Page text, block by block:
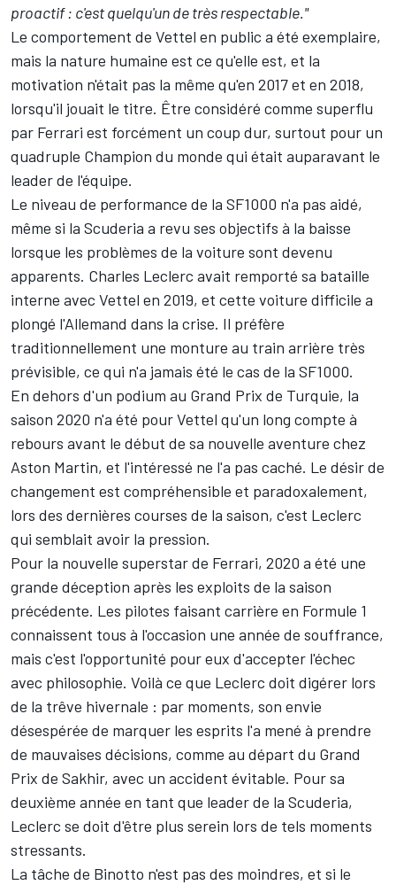
proactif : c'est quelqu'un de très respectable."
Le comportement de Vettel en public a été exemplaire,
mais la nature humaine est ce qu'elle est, et la
motivation n'était pas la même qu'en 2017 et en 2018,
lorsqu'il jouait le titre. Être considéré comme superflu
par Ferrari est forcément un coup dur, surtout pour un
quadruple Champion du monde qui était auparavant le
leader de l'équipe.
Le niveau de performance de la SF1000 n'a pas aidé,
même si la Scuderia a revu ses objectifs à la baisse
lorsque les problèmes de la voiture sont devenu
apparents. Charles Leclerc avait remporté sa bataille
interne avec Vettel en 2019, et cette voiture difficile a
plongé l'Allemand dans la crise. Il préfère
traditionnellement une monture au train arrière très
prévisible, ce qui n'a jamais été le cas de la SF1000.
En dehors d'un podium au Grand Prix de Turquie, la
saison 2020 n'a été pour Vettel qu'un long compte à
rebours avant le début de sa nouvelle aventure chez
Aston Martin, et l'intéressé ne l'a pas caché. Le désir de
changement est compréhensible et paradoxalement,
lors des dernières courses de la saison, c'est Leclerc
qui semblait avoir la pression.
Pour la nouvelle superstar de Ferrari, 2020 a été une
grande déception après les exploits de la saison
précédente. Les pilotes faisant carrière en Formule 1
connaissent tous à l'occasion une année de souffrance,
mais c'est l'opportunité pour eux d'accepter l'échec
avec philosophie. Voilà ce que Leclerc doit digérer lors
de la trêve hivernale : par moments, son envie
désespérée de marquer les esprits l'a mené à prendre
de mauvaises décisions, comme au départ du Grand
Prix de Sakhir, avec un accident évitable. Pour sa
deuxième année en tant que leader de la Scuderia,
Leclerc se doit d'être plus serein lors de tels moments
stressants.
La tâche de Binotto n'est pas des moindres, et si le